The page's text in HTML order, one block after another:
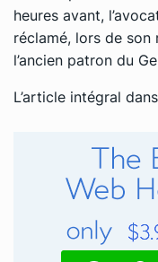
heures avant,
réclamé, lors de
l’ancien patron du
L’article intégral